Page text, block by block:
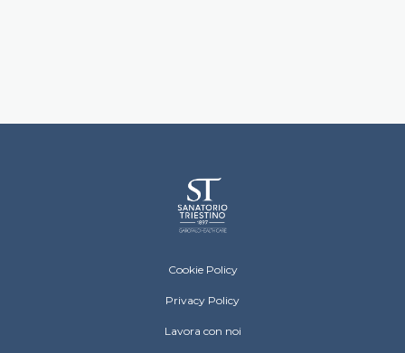
Sanatorio Triestino Menu Footer
Cookie Policy
Privacy Policy
Lavora con noi